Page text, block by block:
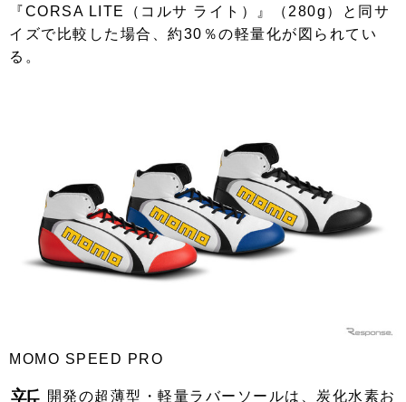
『CORSA LITE（コルサ ライト）』（280g）と同サ
イズで比較した場合、約30％の軽量化が図られてい
る。
MOMO SPEED PRO
開発の超薄型・軽量ラバーソールは、炭化水素お